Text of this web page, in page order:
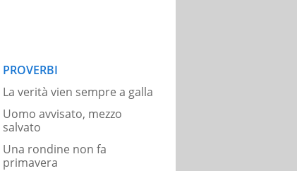
PROVERBI
La verità vien sempre a galla
Uomo avvisato, mezzo
salvato
Una rondine non fa
primavera